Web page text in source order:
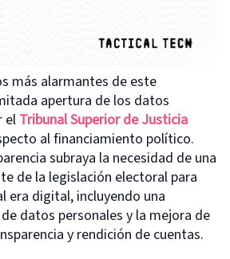
más alarmantes de este
apertura de los datos
el Tribunal Superior de Justicia
al financiamiento político.
subraya la necesidad de una
de la legislación electoral para
era digital, incluyendo una
datos personales y la mejora de
y rendición de cuentas.